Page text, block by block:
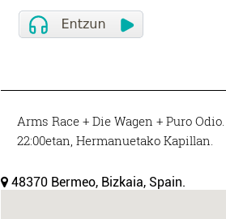
Arms Race + Die Wagen + Puro
22:00etan, Hermanuetako Kapillan.
48370 Bermeo, Bizkaia, Spain.